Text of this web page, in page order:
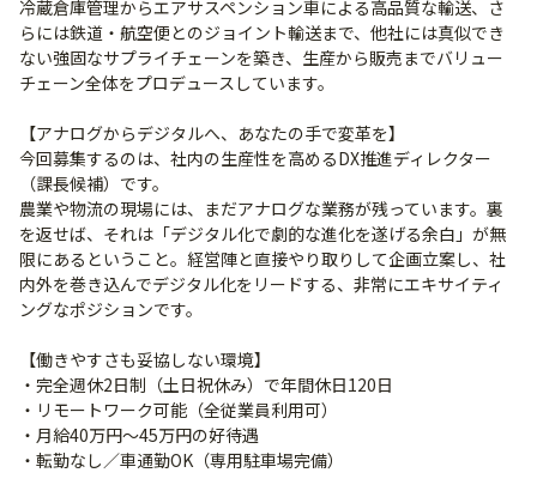
冷蔵倉庫管理からエアサスペンション車による高品質な輸送、さ
らには鉄道・航空便とのジョイント輸送まで、他社には真似でき
ない強固なサプライチェーンを築き、生産から販売までバリュー
チェーン全体をプロデュースしています。
【アナログからデジタルへ、あなたの手で変革を】
今回募集するのは、社内の生産性を高めるDX推進ディレクター
（課長候補）です。
農業や物流の現場には、まだアナログな業務が残っています。裏
を返せば、それは「デジタル化で劇的な進化を遂げる余白」が無
限にあるということ。経営陣と直接やり取りして企画立案し、社
内外を巻き込んでデジタル化をリードする、非常にエキサイティ
ングなポジションです。
【働きやすさも妥協しない環境】
・完全週休2日制（土日祝休み）で年間休日120日
・リモートワーク可能（全従業員利用可）
・月給40万円〜45万円の好待遇
・転勤なし／車通勤OK（専用駐車場完備）